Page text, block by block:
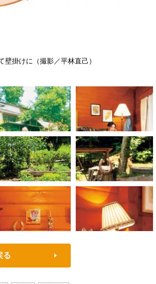
掛けに（撮影／平林直己）
る